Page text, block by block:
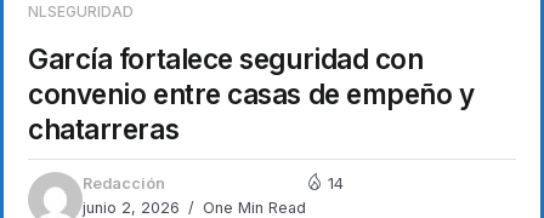
NL SEGURIDAD
García fortalece seguridad con
convenio entre casas de empeño y
chatarreras
Redacción
junio 2, 2026
One Min Read
14